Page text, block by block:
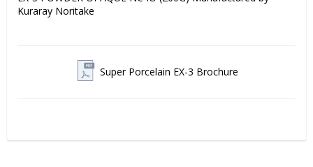
Kuraray Noritake
Super Porcelain EX-3 Brochure